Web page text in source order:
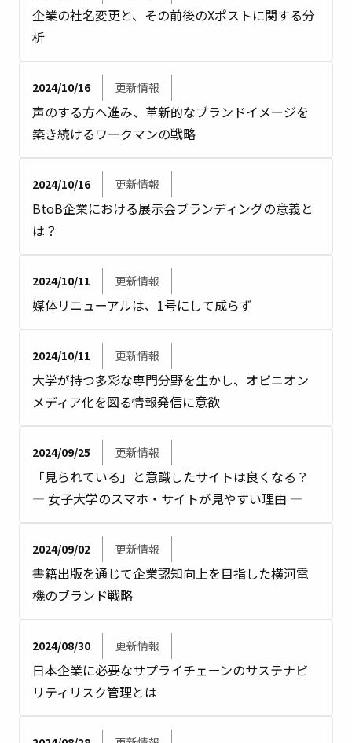
企業の社名変更と、その前後のXポストに関する分
析
2024/10/16 更新情報
声のする方へ進み、革新的なブランドイメージを
築き続けるワークマンの戦略
2024/10/16 更新情報
BtoB企業における展示会ブランディングの意義と
は？
2024/10/11 更新情報
媒体リニューアルは、1号にして成らず
2024/10/11 更新情報
大学が持つ多彩な専門分野を生かし、オピニオン
メディア化を図る情報発信に意欲
2024/09/25 更新情報
「見られている」と意識したサイトは良くなる？
― 女子大学のスマホ・サイトが見やすい理由 ―
2024/09/02 更新情報
書籍出版を通じて企業認知向上を目指した横河電
機のブランド戦略
2024/08/30 更新情報
日本企業に必要なサプライチェーンのサステナビ
リティリスク管理とは